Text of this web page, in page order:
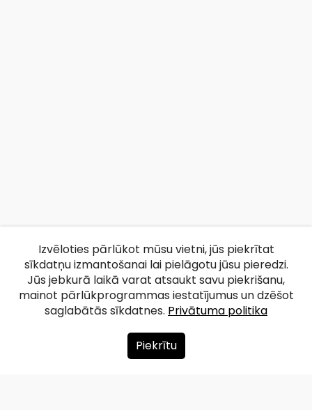
Par mums
Izvēloties pārlūkot mūsu vietni, jūs piekrītat
sīkdatņu izmantošanai lai pielāgotu jūsu pieredzi.
Jūs jebkurā laikā varat atsaukt savu piekrišanu,
mainot pārlūkprogrammas iestatījumus un dzēšot
saglabātās sīkdatnes. Privātuma politika
Piekrītu